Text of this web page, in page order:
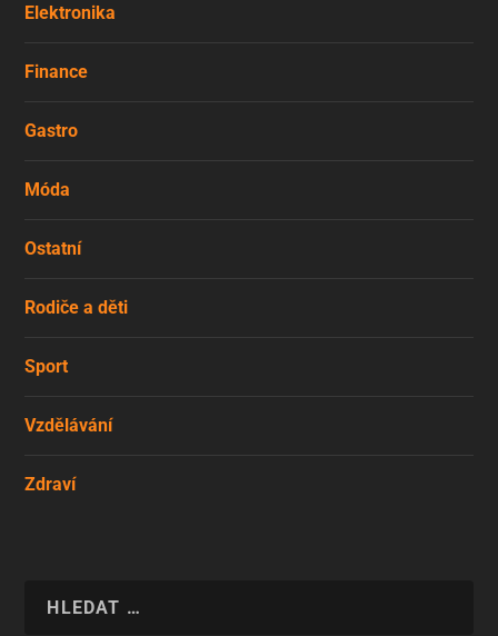
Elektronika
Finance
Gastro
Móda
Ostatní
Rodiče a děti
Sport
Vzdělávání
Zdraví